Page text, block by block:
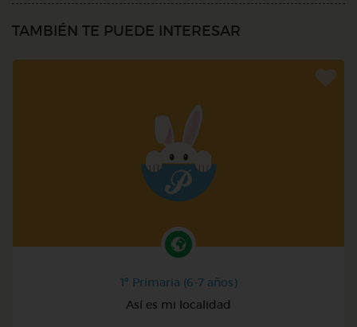
TAMBIÉN TE PUEDE INTERESAR
1º Primaria (6-7 años)
Así es mi localidad